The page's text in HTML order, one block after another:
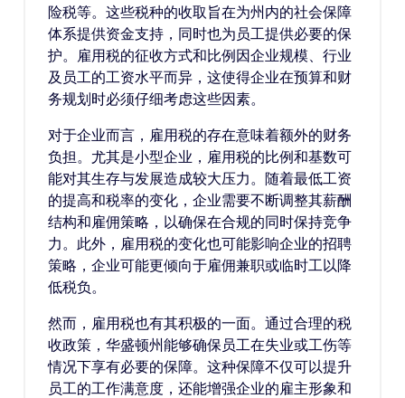
险税等。这些税种的收取旨在为州内的社会保障
体系提供资金支持，同时也为员工提供必要的保
护。雇用税的征收方式和比例因企业规模、行业
及员工的工资水平而异，这使得企业在预算和财
务规划时必须仔细考虑这些因素。
对于企业而言，雇用税的存在意味着额外的财务
负担。尤其是小型企业，雇用税的比例和基数可
能对其生存与发展造成较大压力。随着最低工资
的提高和税率的变化，企业需要不断调整其薪酬
结构和雇佣策略，以确保在合规的同时保持竞争
力。此外，雇用税的变化也可能影响企业的招聘
策略，企业可能更倾向于雇佣兼职或临时工以降
低税负。
然而，雇用税也有其积极的一面。通过合理的税
收政策，华盛顿州能够确保员工在失业或工伤等
情况下享有必要的保障。这种保障不仅可以提升
员工的工作满意度，还能增强企业的雇主形象和